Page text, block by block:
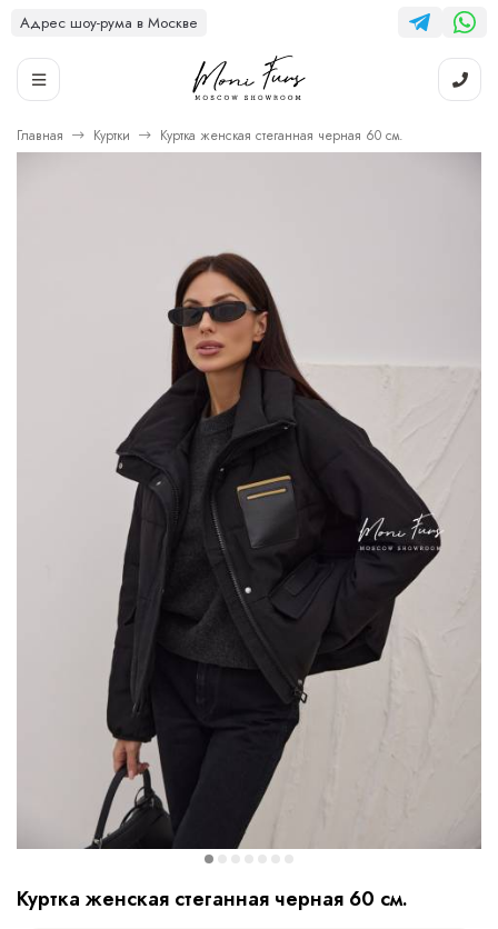
Адрес шоу-рума в Москве
Главная Куртки Куртка женская стеганная черная 60 см.
Куртка женская стеганная черная 60 см.